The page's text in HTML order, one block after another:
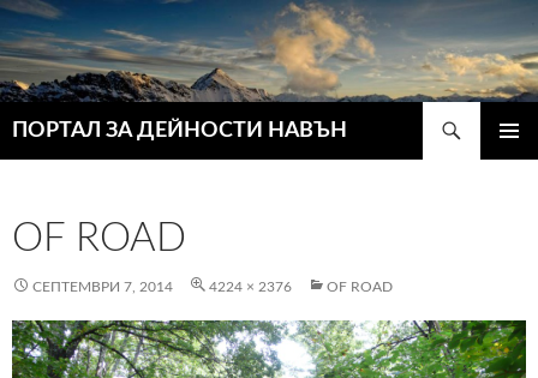
ПОРТАЛ ЗА ДЕЙНОСТИ НАВЪН
OF ROAD
СЕПТЕМВРИ 7, 2014 4224 × 2376 OF ROAD